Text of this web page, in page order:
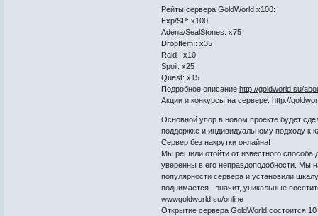
Рейты сервера GoldWorld x100:
Exp/SP: x100
Adena/SealStones: x75
DropItem : x35
Raid : x10
Spoil: х25
Quest: x15
Подробное описаниеhttp://goldworld.su/
Акции и конкурсы на сервере:http://
Основной упор в новом проекте будет
поддержке и индивидуальному подходу к
Сервер без накрутки онлайна!
Мы решили отойти от известного способа
уверенны в его неправдоподобности. Мы
популярности сервера и установили
поднимается - значит, уникальные
wwwgoldworld.su/online
Открытие сервера GoldWorld состоится